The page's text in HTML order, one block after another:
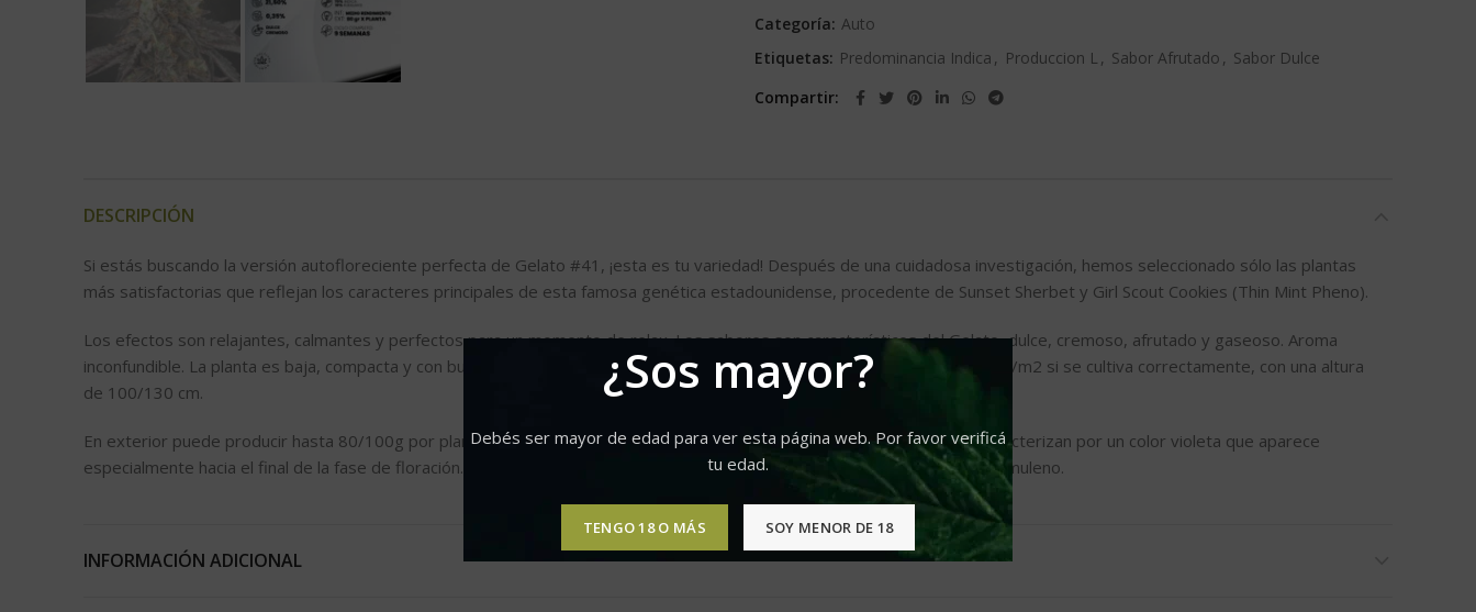
¿Sos mayor?
Debés ser mayor de edad para ver esta página web. Por favor verificá
tu edad.
TENGO 18 O MÁS SOY MENOR DE 18
Categoría: Auto
Etiquetas: Predominancia Indica , Produccion L , Sabor Afrutado , Sabor Dulce
Compartir
DESCRIPCIÓN
Si estás buscando la versión autofloreciente perfecta de Gelato #41, ¡esta es tu variedad! Después de una cuidadosa investigación, hemos seleccionado sólo las plantas
más satisfactorias que reflejan los caracteres principales de esta famosa genética estadounidense, procedente de Sunset Sherbet y Girl Scout Cookies (Thin Mint Pheno).
Los efectos son relajantes, calmantes y perfectos para un momento de relax. Los sabores son característicos del Gelato, dulce, cremoso, afrutado y gaseoso. Aroma
inconfundible. La planta es baja, compacta y con buen número de ramas. En interior, esta planta puede producir hasta 450g/m2 si se cultiva correctamente, con una altura
de 100/130 cm.
En exterior puede producir hasta 80/100g por planta. Las flores de esta variedad son muy compactas, resinosas y se caracterizan por un color violeta que aparece
especialmente hacia el final de la fase de floración. Los terpenos más expresados ​​son el mirceno, el β-cariofileno y el α-humuleno.
INFORMACIÓN ADICIONAL